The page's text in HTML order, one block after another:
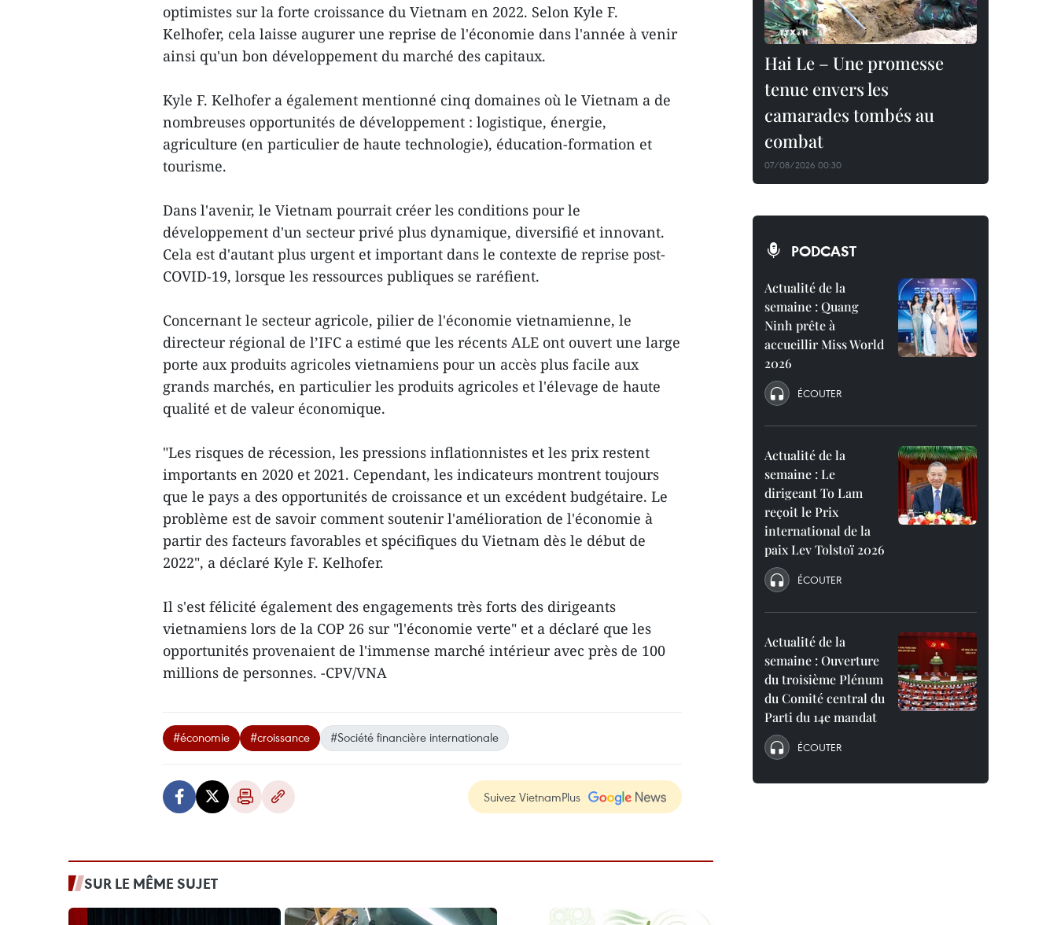
optimistes sur la forte croissance du Vietnam en 2022. Selon Kyle F.
Kelhofer, cela laisse augurer une reprise de l'économie dans l'année à venir
ainsi qu'un bon développement du marché des capitaux.
Kyle F. Kelhofer a également mentionné cinq domaines où le Vietnam a de
nombreuses opportunités de développement : logistique, énergie,
agriculture (en particulier de haute technologie), éducation-formation et
tourisme.
Dans l'avenir, le Vietnam pourrait créer les conditions pour le
développement d'un secteur privé plus dynamique, diversifié et innovant.
Cela est d'autant plus urgent et important dans le contexte de reprise post-
COVID-19, lorsque les ressources publiques se raréfient.
Concernant le secteur agricole, pilier de l'économie vietnamienne, le
directeur régional de l’IFC a estimé que les récents ALE ont ouvert une large
porte aux produits agricoles vietnamiens pour un accès plus facile aux
grands marchés, en particulier les produits agricoles et l'élevage de haute
qualité et de valeur économique.
"Les risques de récession, les pressions inflationnistes et les prix restent
importants en 2020 et 2021. Cependant, les indicateurs montrent toujours
que le pays a des opportunités de croissance et un excédent budgétaire. Le
problème est de savoir comment soutenir l'amélioration de l'économie à
partir des facteurs favorables et spécifiques du Vietnam dès le début de
2022", a déclaré Kyle F. Kelhofer.
Il s'est félicité également des engagements très forts des dirigeants
vietnamiens lors de la COP 26 sur "l'économie verte" et a déclaré que les
opportunités provenaient de l'immense marché intérieur avec près de 100
millions de personnes. -CPV/VNA
#économie #croissance #Société financière internationale
Suivez VietnamPlus
SUR LE MÊME SUJET
Hai Le – Une promesse
tenue envers les
camarades tombés au
combat
07/08/2026 00:30
PODCAST
Actualité de la
semaine : Quang
Ninh prête à
accueillir Miss World
2026
ÉCOUTER
Actualité de la
semaine : Le
dirigeant To Lam
reçoit le Prix
international de la
paix Lev Tolstoï 2026
ÉCOUTER
Actualité de la
semaine : Ouverture
du troisième Plénum
du Comité central du
Parti du 14e mandat
ÉCOUTER